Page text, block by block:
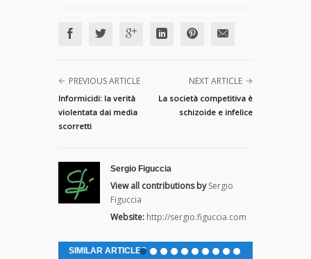
PREVIOUS ARTICLE
Informicidi: la verità
violentata dai media
scorretti
NEXT ARTICLE
La società competitiva è
schizoide e infelice
Sergio Figuccia
View all contributions by Sergio
Figuccia
Website: http://sergio.figuccia.com
SIMILAR ARTICLES